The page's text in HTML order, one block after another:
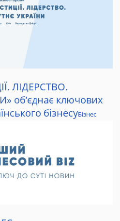
ЛІДЕРСТВО.
об’єднає ключових
бізнесуБізнес